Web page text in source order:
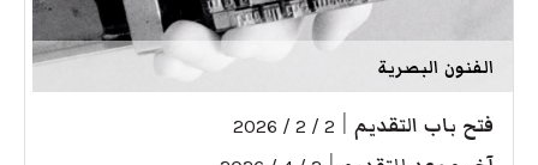
الفنون البصرية
فتح باب التقديم 2 / 2 / 2026